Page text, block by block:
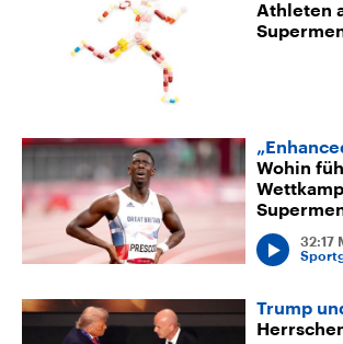
Athleten
Wohin
32:17
Trump